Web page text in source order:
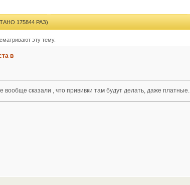
175844 РАЗ)
эту тему.
в
вообще сказали , что прививки там будут делать, даже платные.